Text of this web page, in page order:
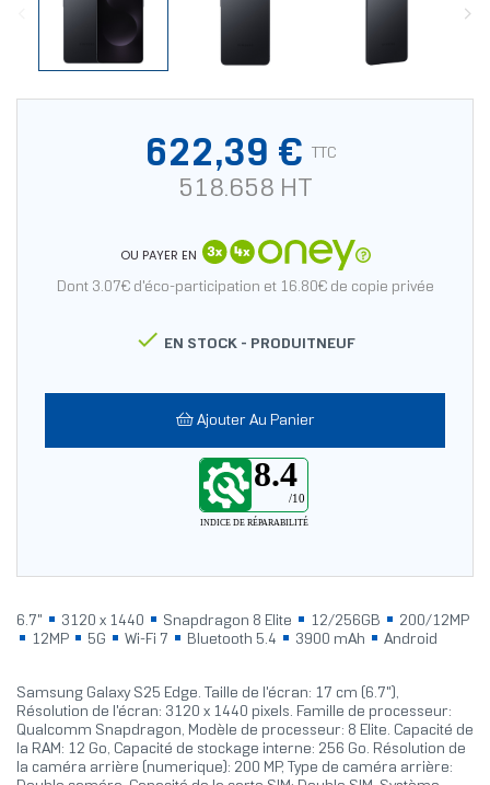
622,39 € TTC
518.658 HT
OU PAYER EN
Dont 3.07€ d'éco-participation et 16.80€ de copie privée
 EN STOCK - PRODUITNEUF
Ajouter Au Panier
8.4
/10
INDICE DE RÉPARABILITÉ
6.7" 3120 x 1440 Snapdragon 8 Elite 12/256GB
200/12MP
12MP
5G Wi-Fi 7 Bluetooth 5.4 3900 mAh Android
Samsung Galaxy S25 Edge. Taille de l'écran: 17 cm (6.7"),
Résolution de l'écran: 3120 x 1440 pixels. Famille de processeur:
Qualcomm Snapdragon, Modèle de processeur: 8 Elite. Capacité de
la RAM: 12 Go, Capacité de stockage interne: 256 Go. Résolution de
la caméra arrière (numerique): 200 MP, Type de caméra arrière: